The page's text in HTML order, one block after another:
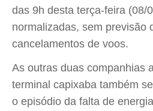
das 9h desta terça-feira (08/
normalizadas, sem previsão
cancelamentos de voos.
As outras duas companhias
terminal capixaba também
o episódio da falta de